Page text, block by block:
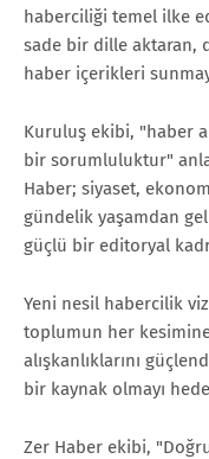
haberciliği temel ilke
sade bir dille aktaran,
haber içerikleri
Kuruluş ekibi, "haber
bir sorumluluktur"
Haber; siyaset,
gündelik yaşamdan
güçlü bir editoryal
Yeni nesil habercilik
toplumun her
alışkanlıklarını
bir kaynak olmayı
Zer Haber ekibi,